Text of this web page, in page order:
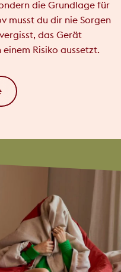
die Grundlage für
musst du dir nie Sorgen
das Gerät
Risiko aussetzt.